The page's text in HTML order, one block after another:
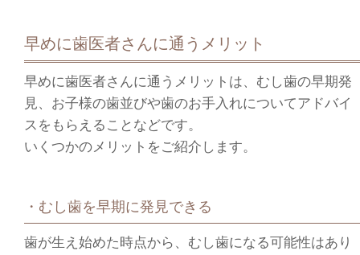
早めに歯医者さんに通うメリット
早めに歯医者さんに通うメリットは、むし歯の早期発
見、お子様の歯並びや歯のお手入れについてアドバイ
スをもらえることなどです。
いくつかのメリットをご紹介します。
・むし歯を早期に発見できる
歯が生え始めた時点から、むし歯になる可能性はあり